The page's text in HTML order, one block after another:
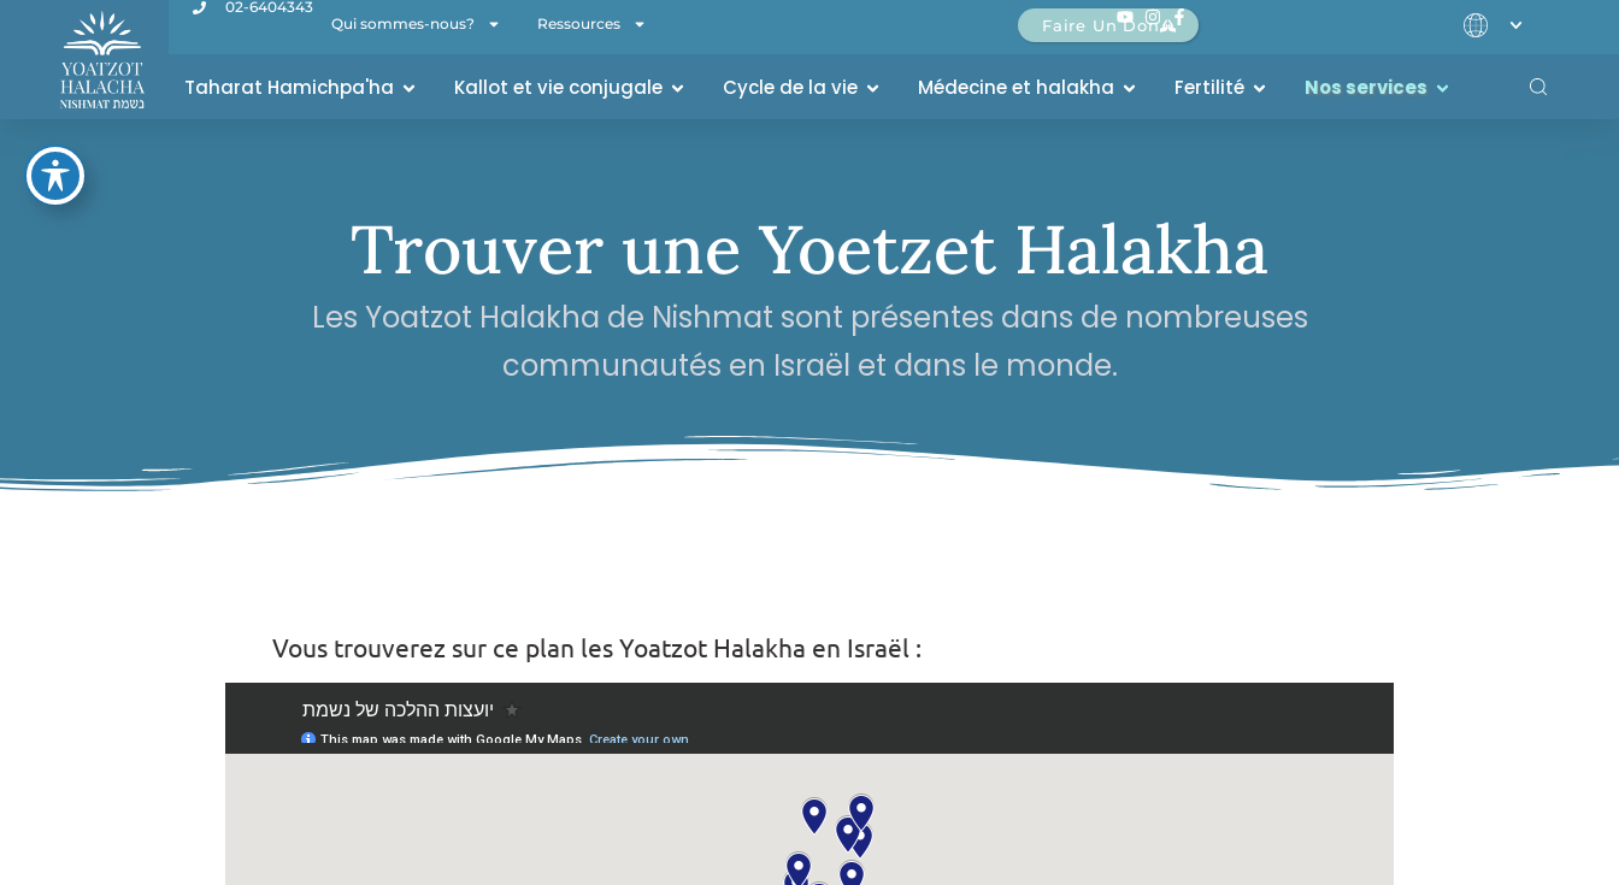
02-6404343
Qui sommes-nous?
Ressources Faire Un Don
Taharat Hamichpa'ha Kallot et vie conjugale Cycle de la vie Médecine et halakha Fertilité Nos services
Trouver une Yoetzet Halakha
Les Yoatzot Halakha de Nishmat sont présentes dans de nombreuses
communautés en Israël et dans le monde.
Vous trouverez sur ce plan les Yoatzot Halakha en Israël :